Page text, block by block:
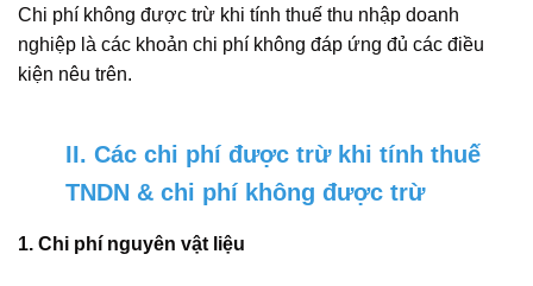
Chi phí không được trừ khi tính thuế thu nhập doanh
nghiệp là các khoản chi phí không đáp ứng đủ các điều
kiện nêu trên.
II. Các chi phí được trừ khi tính thuế
TNDN & chi phí không được trừ
1. Chi phí nguyên vật liệu